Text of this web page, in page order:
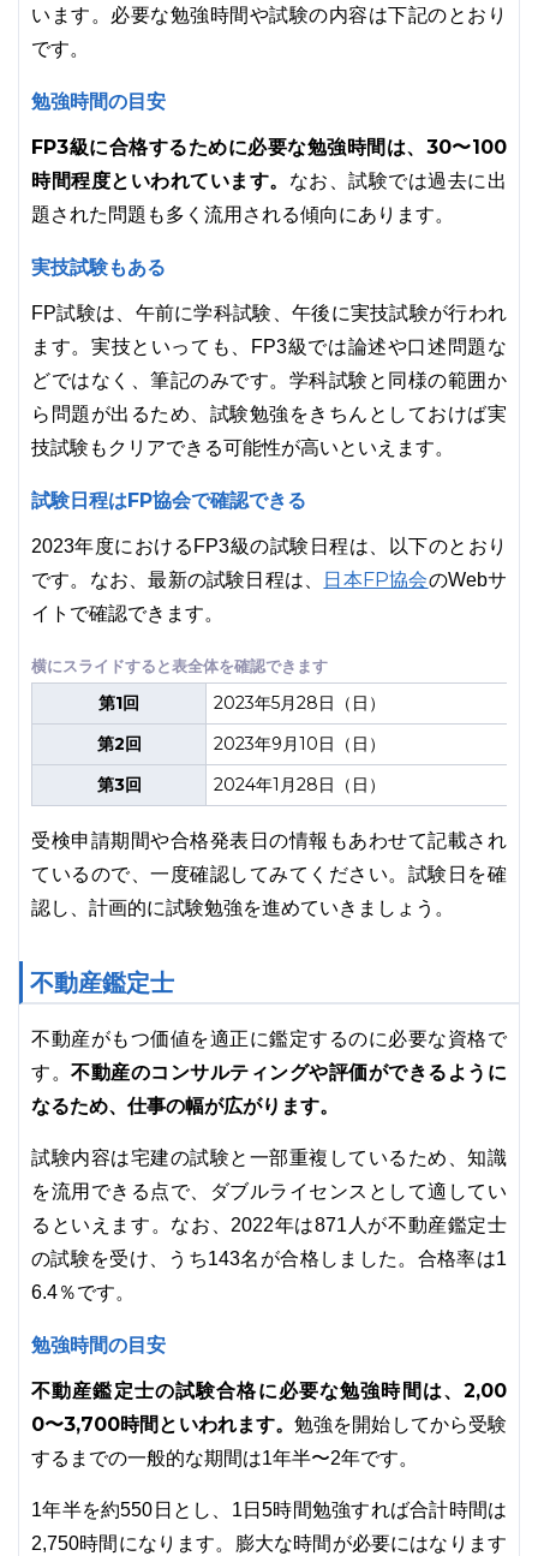
います。必要な勉強時間や試験の内容は下記のとおり
です。
勉強時間の目安
FP3級に合格するために必要な勉強時間は、30〜100
時間程度といわれています。
なお、試験では過去に出
題された問題も多く流用される傾向にあります。
実技試験もある
FP試験は、午前に学科試験、午後に実技試験が行われ
ます。実技といっても、FP3級では論述や口述問題な
どではなく、筆記のみです。学科試験と同様の範囲か
ら問題が出るため、試験勉強をきちんとしておけば実
技試験もクリアできる可能性が高いといえます。
試験日程はFP協会で確認できる
2023年度におけるFP3級の試験日程は、以下のとおり
です。なお、最新の試験日程は、 日本FP協会のWebサ
イトで確認できます。
第1回
2023年5月28日（日）
第2回
2023年9月10日（日）
第3回
2024年1月28日（日）
受検申請期間や合格発表日の情報もあわせて記載され
ているので、一度確認してみてください。試験日を確
認し、計画的に試験勉強を進めていきましょう。
不動産鑑定士
不動産がもつ価値を適正に鑑定するのに必要な資格で
す。不動産のコンサルティングや評価ができるように
なるため、仕事の幅が広がります。
試験内容は宅建の試験と一部重複しているため、知識
を流用できる点で、ダブルライセンスとして適してい
るといえます。なお、2022年は871人が不動産鑑定士
の試験を受け、うち143名が合格しました。合格率は1
6.4％です。
勉強時間の目安
不動産鑑定士の試験合格に必要な勉強時間は、2,00
0〜3,700時間といわれます。勉強を開始してから受験
するまでの一般的な期間は1年半〜2年です。
1年半を約550日とし、1日5時間勉強すれば合計時間は
2,750時間になります。膨大な時間が必要にはなります